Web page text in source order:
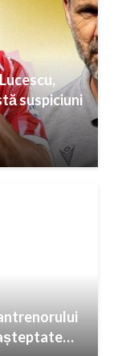
suspiciuni